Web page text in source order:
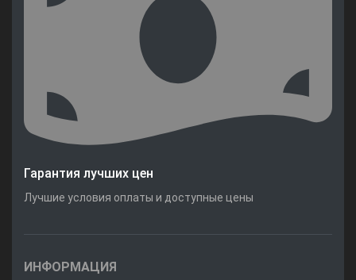
Гарантия лучших цен
Лучшие условия оплаты и доступные цены
ИНФОРМАЦИЯ